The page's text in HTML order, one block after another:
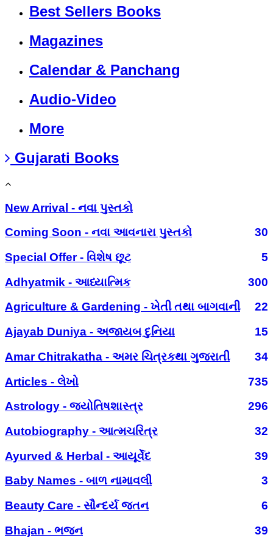
Best Sellers Books
Magazines
Calendar & Panchang
Audio-Video
More
Gujarati Books
New Arrival - નવા પુસ્તકો
Coming Soon - નવા આવનારા પુસ્તકો
30
Special Offer - વિશેષ છૂટ
5
Adhyatmik - આધ્યાત્મિક
300
Agriculture & Gardening - ખેતી તથા બાગવાની
22
Ajayab Duniya - અજાયબ દુનિયા
15
Amar Chitrakatha - અમર ચિત્રકથા ગુજરાતી
34
Articles - લેખો
735
Astrology - જ્યોતિષશાસ્ત્ર
296
Autobiography - આત્મચરિત્ર
32
Ayurved & Herbal - આયૂર્વેદ
39
Baby Names - બાળ નામાવલી
3
Beauty Care - સૌન્દર્ય જતન
6
Bhajan - ભજન
39